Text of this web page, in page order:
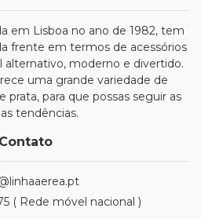
em Lisboa no ano de 1982, tem
frente em termos de acessórios
alternativo, moderno e divertido.
uma grande variedade de
prata, para que possas seguir as
tendências.
Contato
( Rede móvel nacional )